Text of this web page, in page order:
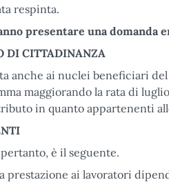
respinta.
presentare una domanda
DI CITTADINANZA
anche ai nuclei beneficiari del
maggiorando la rata di
in quanto appartenenti
è il seguente.
prestazione ai lavoratori